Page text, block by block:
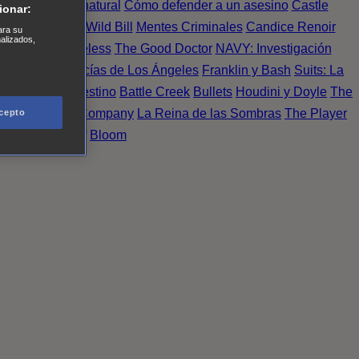
Sobrenatural Cómo defender a un asesino Castle
de Noche Wild Bill Mentes Criminales Candice Renoir
crimen Timeless The Good Doctor NAVY: Investigación
Finest. Policías de Los Ángeles Franklin y Bash Suits: La
Último Destino Battle Creek Bullets Houdini y Doyle The
X Company La Reina de las Sombras The Player
Bloom
su